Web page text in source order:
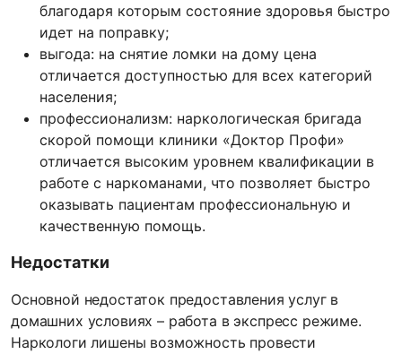
благодаря которым состояние здоровья быстро
идет на поправку;
выгода: на снятие ломки на дому цена
отличается доступностью для всех категорий
населения;
профессионализм: наркологическая бригада
скорой помощи клиники «Доктор Профи»
отличается высоким уровнем квалификации в
работе с наркоманами, что позволяет быстро
оказывать пациентам профессиональную и
качественную помощь.
Недостатки
Основной недостаток предоставления услуг в
домашних условиях – работа в экспресс режиме.
Наркологи лишены возможность провести